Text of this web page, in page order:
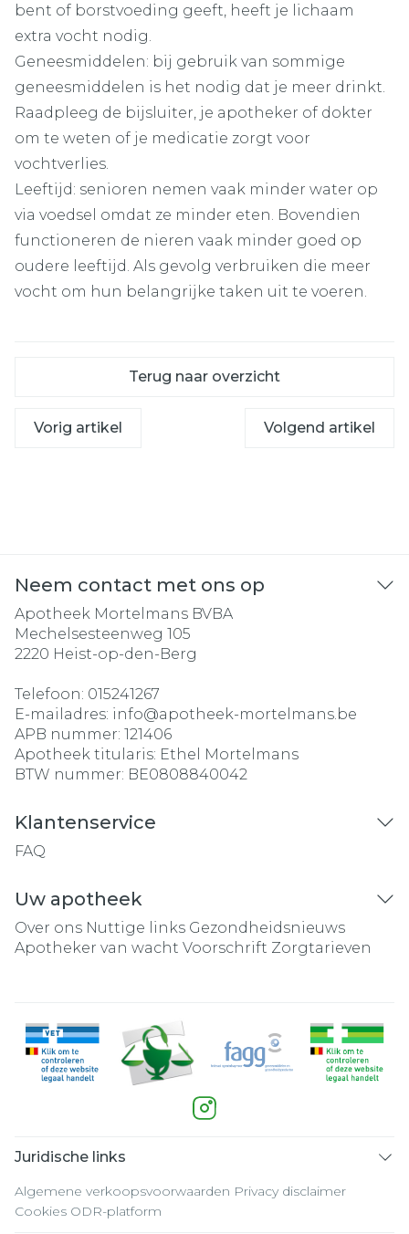
bent of borstvoeding geeft, heeft je lichaam
extra vocht nodig.
Geneesmiddelen: bij gebruik van sommige
geneesmiddelen is het nodig dat je meer drinkt.
Raadpleeg de bijsluiter, je apotheker of dokter
om te weten of je medicatie zorgt voor
vochtverlies.
Leeftijd: senioren nemen vaak minder water op
via voedsel omdat ze minder eten. Bovendien
functioneren de nieren vaak minder goed op
oudere leeftijd. Als gevolg verbruiken die meer
vocht om hun belangrijke taken uit te voeren.
Terug naar overzicht
Vorig artikel Volgend artikel
Neem contact met ons op
Apotheek Mortelmans BVBA
Mechelsesteenweg 105
2220 Heist-op-den-Berg
Telefoon: 015241267
E-mailadres: info@apotheek-mortelmans.be
APB nummer: 121406
Apotheek titularis: Ethel Mortelmans
BTW nummer: BE0808840042
Klantenservice
FAQ
Uw apotheek
Over ons Nuttige links Gezondheidsnieuws
Apotheker van wacht Voorschrift Zorgtarieven
Juridische links
Algemene verkoopsvoorwaarden Privacy disclaimer
Cookies ODR-platform